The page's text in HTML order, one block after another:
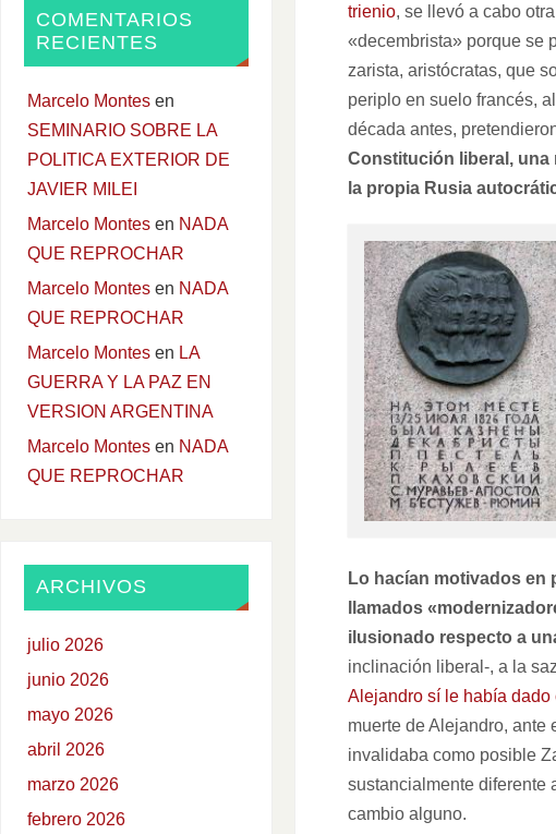
trienio, se llevó a cabo
«decembrista» porque se
zarista, aristócratas, que
periplo en suelo francés,
década antes,
Constitución liberal, una
la propia Rusia
Lo hacían motivados en
llamados
ilusionado respecto a
inclinación liberal-, a la
Alejandro sí le había dado
muerte de Alejandro, ante
invalidaba como posible
sustancialmente diferente
cambio alguno.
COMENTARIOS
RECIENTES
Marcelo Montesen
SEMINARIO SOBRE LA
POLITICA EXTERIOR DE
JAVIER MILEI
Marcelo Montesen NADA
QUE REPROCHAR
Marcelo Montesen NADA
QUE REPROCHAR
Marcelo Montesen LA
GUERRA Y LA PAZ EN
VERSION ARGENTINA
Marcelo Montesen NADA
QUE REPROCHAR
ARCHIVOS
julio 2026
junio 2026
mayo 2026
abril 2026
marzo 2026
febrero 2026